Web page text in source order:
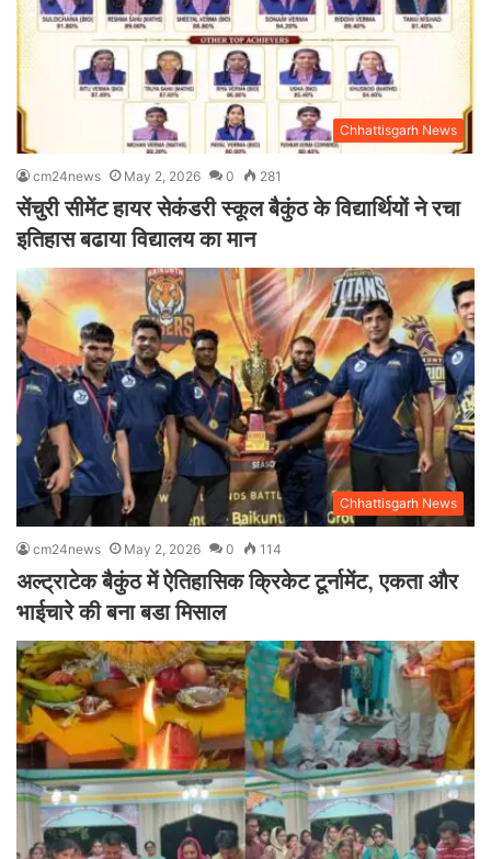
Chhattisgarh News
cm24news May 2, 2026 0 281
सेंचुरी सीमेंट हायर सेकंडरी स्कूल बैकुंठ के विद्यार्थियों ने रचा
इतिहास बढाया विद्यालय का मान
Chhattisgarh News
cm24news May 2, 2026 0 114
अल्ट्राटेक बैकुंठ में ऐतिहासिक क्रिकेट टूर्नामेंट, एकता और
भाईचारे की बना बडा मिसाल